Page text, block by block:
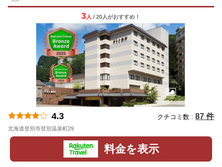
3 人 / 20人がおすすめ！
4.3 クチコミ数 : 87 件
北海道登別市登別温泉町29
料金を表示